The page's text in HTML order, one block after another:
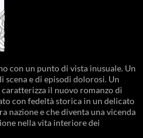
con un punto di vista inusuale. Un
e di episodi dolorosi. Un
il nuovo romanzo di
con fedeltà storica in un delicato
nazione e che diventa una vicenda
nella vita interiore dei